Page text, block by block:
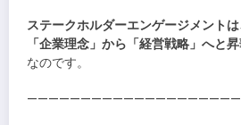
ステークホルダーエンゲージメントは
「企業理念」から「経営戦略」へと
なのです。